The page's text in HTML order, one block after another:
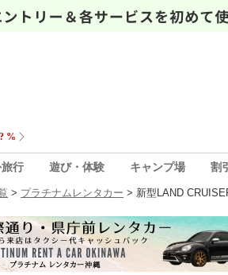
行 遊び・体験 キャンプ場 割
> プラチナムレンタカー > 新型LAND